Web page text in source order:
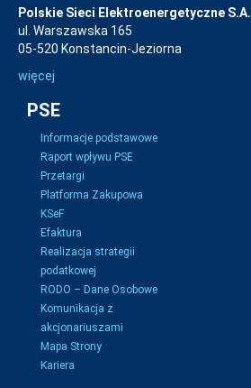
Polskie Sieci Elektroenergetyczne S.A.
ul. Warszawska 165
05-520 Konstancin-Jeziorna
więcej
PSE
Informacje podstawowe
Raport wpływu PSE
Przetargi
Platforma Zakupowa
KSeF
Efaktura
Realizacja strategii
podatkowej
RODO – Dane Osobowe
Komunikacja z
akcjonariuszami
Mapa Strony
Kariera